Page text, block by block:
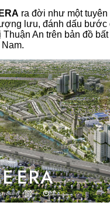
ra đời như một
lưu, đánh dấu bước
Thuận An trên bản đồ